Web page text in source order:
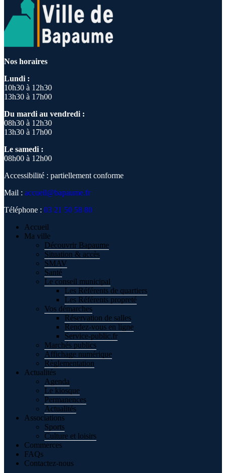
Nos horaires
Lundi :
10h30 à 12h30
13h30 à 17h00
Du mardi au vendredi :
08h30 à 12h30
13h30 à 17h00
Le samedi :
08h00 à 12h00
Accessibilité : partiellement conforme
Mail : accueil@bapaume.fr
Téléphone : 03 21 50 58 80
Accueil
Ma ville
Découvrir Bapaume
Situation & accès
SMAV
Santé
Le conseil municipal
Les Référents de quartiers
Les Référents propreté
Vos démarches
Réservation de salles
Rendez-vous en ligne
Service-public.fr
Marchés publics
Affichage numérique
Règlementation
Actualités
Agenda
Le kiosque
Permanences
Actualités
Associations
Sports
Culture et loisirs
Commerces
FAQs
Contactez-nous